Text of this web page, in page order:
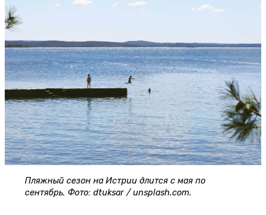
Пляжный сезон на Истрии длится с мая по
сентябрь. Фото: dtuksar / unsplash.com.